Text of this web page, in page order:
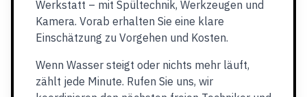
Werkstatt – mit Spültechnik, Werkzeugen und
Kamera. Vorab erhalten Sie eine klare
Einschätzung zu Vorgehen und Kosten.
Wenn Wasser steigt oder nichts mehr läuft,
zählt jede Minute. Rufen Sie uns, wir